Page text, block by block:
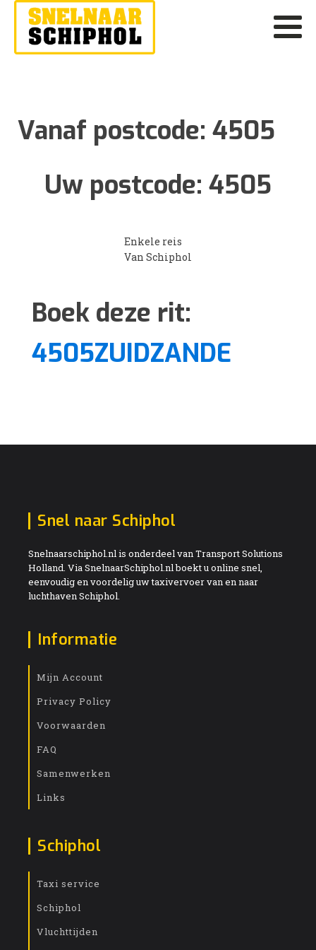
Vanaf postcode: 4505
Uw postcode: 4505
Enkele reis
Van Schiphol
Boek deze rit:
4505ZUIDZANDE
Snel naar Schiphol
Snelnaarschiphol.nl is onderdeel van Transport Solutions
Holland. Via SnelnaarSchiphol.nl boekt u online snel,
eenvoudig en voordelig uw taxivervoer van en naar
luchthaven Schiphol.
Informatie
Mijn Account
Privacy Policy
Voorwaarden
FAQ
Samenwerken
Links
Schiphol
Taxi service
Schiphol
Vluchttijden